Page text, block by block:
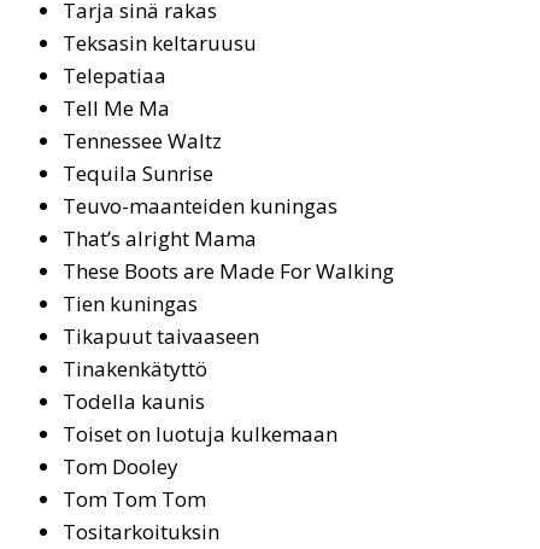
Tarja sinä rakas
Tek­sa­sin kel­ta­ruu­su
Te­le­pa­tiaa
Tell Me Ma
Ten­nes­see Waltz
Tequila Sunrise
Teuvo-maanteiden kuningas
That’s al­right Ma­ma
The­se Boots are Ma­de For Wal­king
Tien ku­nin­gas
Tikapuut taivaaseen
Ti­na­ken­kä­tyt­tö
To­del­la kau­nis
Toiset on luotuja kulkemaan
Tom Doo­ley
Tom Tom Tom
To­si­tar­koi­tuk­sin